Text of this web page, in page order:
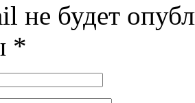
не будет
*